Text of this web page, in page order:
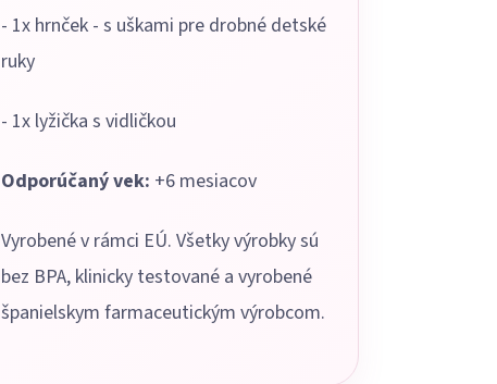
- 1x hrnček - s uškami pre drobné detské
ruky
- 1x lyžička s vidličkou
Odporúčaný vek: +6 mesiacov
Vyrobené v rámci EÚ. Všetky výrobky sú
bez BPA, klinicky testované a vyrobené
španielskym farmaceutickým výrobcom.